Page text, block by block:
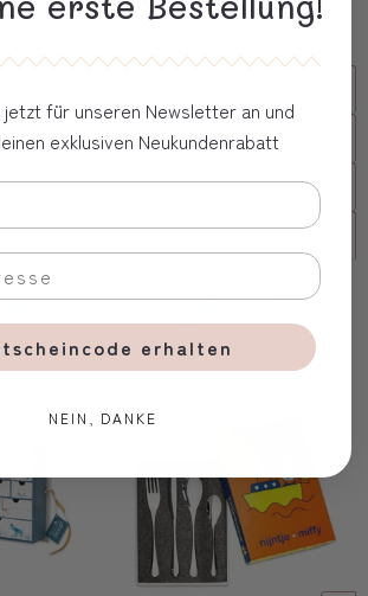
Verpackung
gekauft
jetzt für unseren Newsletter an und
exklusiven Neukundenrabatt
erhalten
NEIN, DANKE